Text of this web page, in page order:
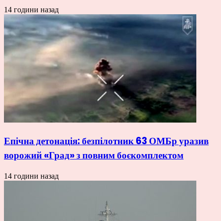
14 години назад
Епічна детонація: безпілотник 63 ОМБр уразив
ворожий «Град» з повним боєкомплектом
14 години назад